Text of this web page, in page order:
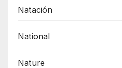
Natación
National
Nature